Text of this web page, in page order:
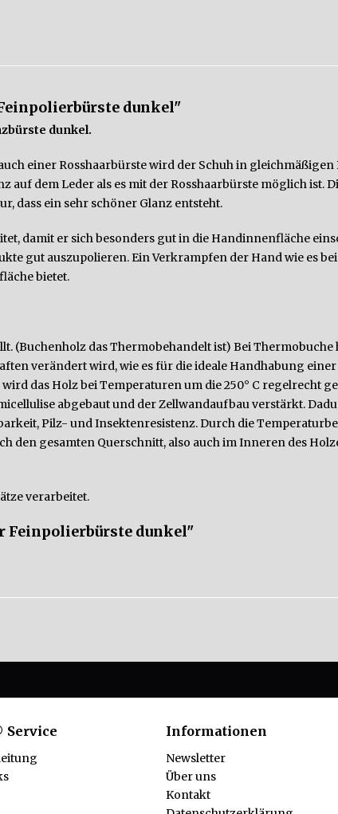
dunkel"
dunkel.
einer Rosshaarbürste wird der Schuh in
auf dem Leder als es mit der Rosshaarbürste möglich ist.
dass ein sehr schöner Glanz entsteht.
damit er sich besonders gut in die Handinnenfläche
gut auszupolieren. Ein Verkrampfen der Hand wie es
bietet.
(Buchenholz das Thermobehandelt ist) Bei Thermobuche
verändert wird, wie es für die ideale Handhabung
das Holz bei Temperaturen um die 250° C regelrecht
abgebaut und der Zellwandaufbau verstärkt.
Pilz- und Insektenresistenz. Durch die
den gesamten Querschnitt, also auch im Inneren des
verarbeitet.
Feinpolierbürste dunkel"
Service Informationen
Newsletter
Über uns
Kontakt